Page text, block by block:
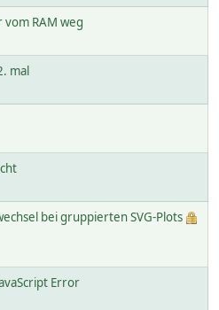
RAM weg
mal
bei gruppierten SVG-Plots
Error